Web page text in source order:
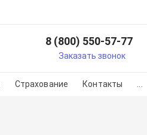
8 (800) 550-57-77
Заказать звонок
Страхование Контакты